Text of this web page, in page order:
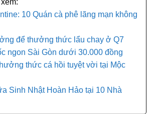
10 Quán cà phê lãng mạn không
để thưởng thức lẩu chay ở Q7
ngon Sài Gòn dưới 30.000 đồng
thức cá hồi tuyệt vời tại Mộc
Sinh Nhật Hoàn Hảo tại 10 Nhà